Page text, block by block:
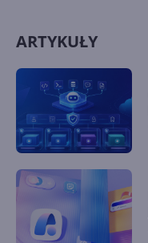
ARTYKUŁY